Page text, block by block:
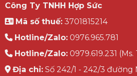
Công Ty TNHH Hợp Sức
Mã số thuế:3701815214
Hotline/Zalo:0976.965.781
Hotline/Zalo:0979.619.231
Địa chỉ:Số 242/1 - 242/3 đường